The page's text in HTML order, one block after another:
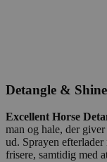
Detangle &
Excellent Horse
man og hale, der
ud. Sprayen
frisere, samtidig med